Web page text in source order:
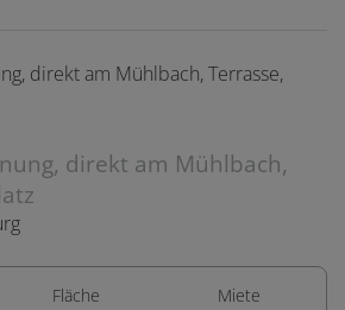
direkt am Mühlbach,
Fläche
Miete